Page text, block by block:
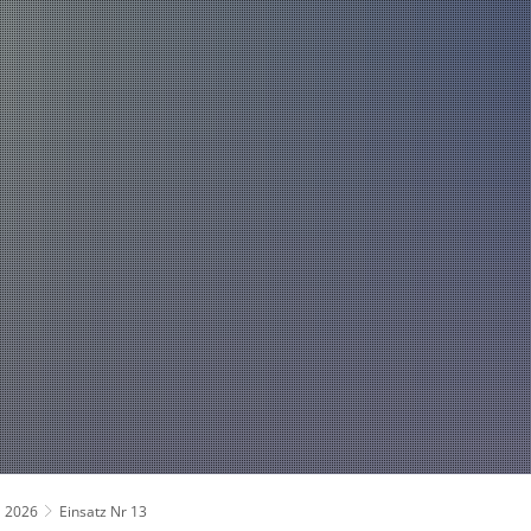
Über uns
Führung und Organisation
Fachgebiete und Funktionsträger
Mannschaft
Fahrzeuge und Technik Jugend
2026 Einsatz Nr 13